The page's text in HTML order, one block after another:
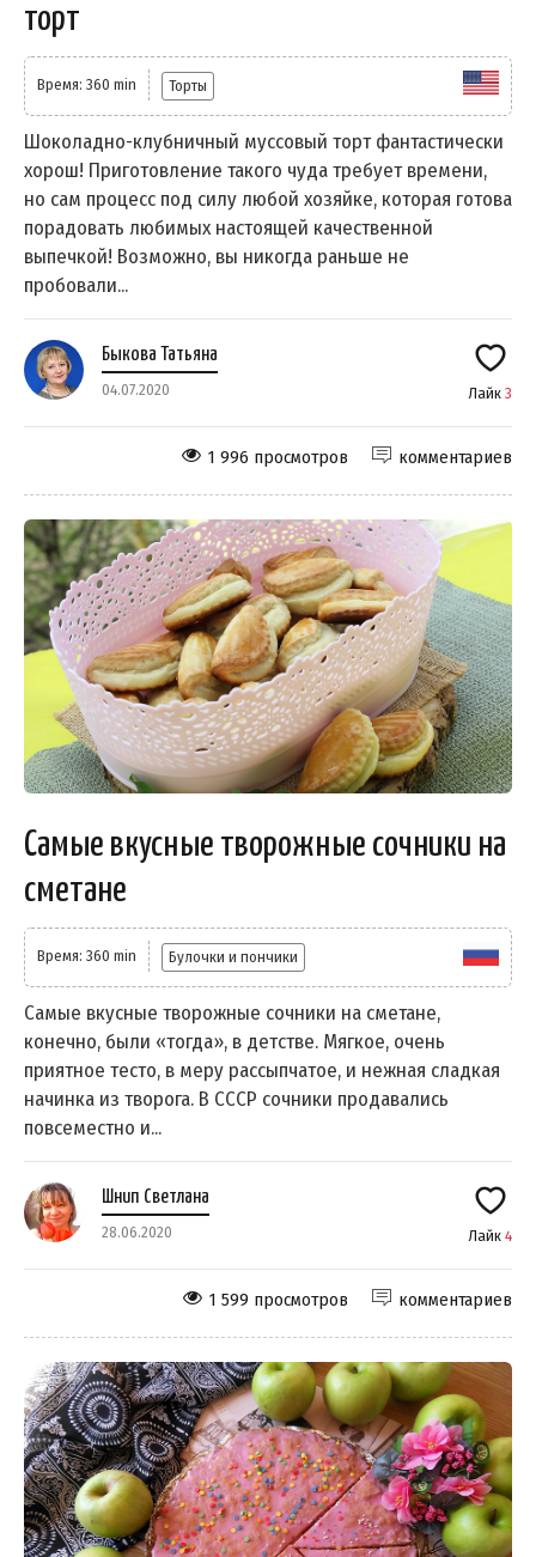
торт
Время: 360 min Торты
Шоколадно-клубничный муссовый торт фантастически
хорош! Приготовление такого чуда требует времени,
но сам процесс под силу любой хозяйке, которая готова
порадовать любимых настоящей качественной
выпечкой! Возможно, вы никогда раньше не
пробовали...
Быкова Татьяна
04.07.2020 Лайк 3
комментариев
1 996 просмотров
Самые вкусные творожные сочники на
сметане
Время: 360 min Булочки и пончики
Самые вкусные творожные сочники на сметане,
конечно, были «тогда», в детстве. Мягкое, очень
приятное тесто, в меру рассыпчатое, и нежная сладкая
начинка из творога. В СССР сочники продавались
повсеместно и...
Шнип Светлана
28.06.2020 Лайк 4
комментариев
1 599 просмотров